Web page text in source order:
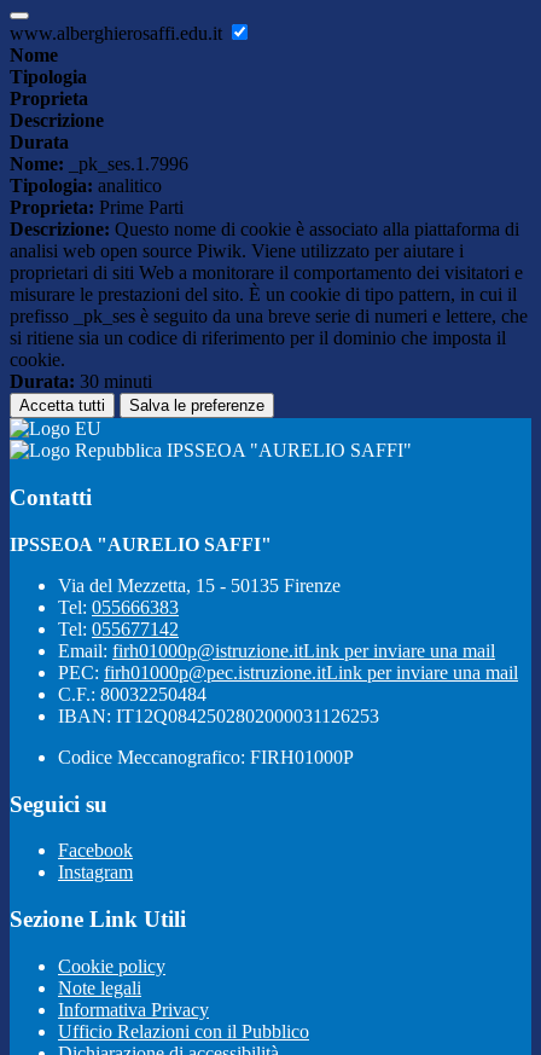
www.alberghierosaffi.edu.it
Nome
Tipologia
Proprieta
Descrizione
Durata
Nome: _pk_ses.1.7996
Tipologia: analitico
Proprieta: Prime Parti
Descrizione: Questo nome di cookie è associato alla piattaforma di
analisi web open source Piwik. Viene utilizzato per aiutare i
proprietari di siti Web a monitorare il comportamento dei visitatori e
misurare le prestazioni del sito. È un cookie di tipo pattern, in cui il
prefisso _pk_ses è seguito da una breve serie di numeri e lettere, che
si ritiene sia un codice di riferimento per il dominio che imposta il
cookie.
Durata: 30 minuti
Accetta tutti Salva le preferenze
IPSSEOA "AURELIO SAFFI"
Contatti
IPSSEOA "AURELIO SAFFI"
Via del Mezzetta, 15 - 50135 Firenze
Tel: 055666383
Tel: 055677142
Email: firh01000p@istruzione.itLink per inviare una mail
PEC: firh01000p@pec.istruzione.itLink per inviare una mail
C.F.: 80032250484
IBAN: IT12Q0842502802000031126253
Codice Meccanografico: FIRH01000P
Seguici su
Facebook
Instagram
Sezione Link Utili
Cookie policy
Note legali
Informativa Privacy
Ufficio Relazioni con il Pubblico